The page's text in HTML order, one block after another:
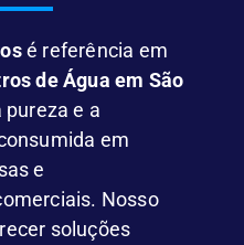
é referência em
de Água em São
e a
em
e
Nosso
soluções